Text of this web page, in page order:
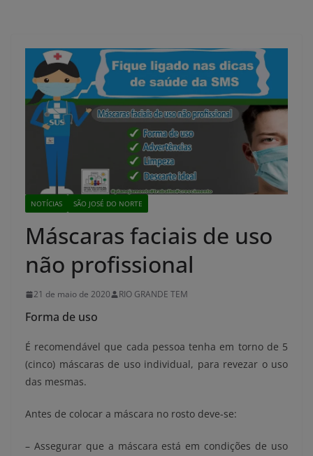
NOTÍCIAS SÃO JOSÉ DO NORTE
Máscaras faciais de uso
não profissional
21 de maio de 2020 RIO GRANDE TEM
Forma de uso
É recomendável que cada pessoa tenha em torno de 5
(cinco) máscaras de uso individual, para revezar o uso
das mesmas.
Antes de colocar a máscara no rosto deve-se:
– Assegurar que a máscara está em condições de uso